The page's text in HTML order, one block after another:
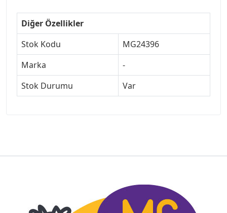
Diğer Özellikler
Stok Kodu
MG24396
Marka
-
Stok Durumu
Var